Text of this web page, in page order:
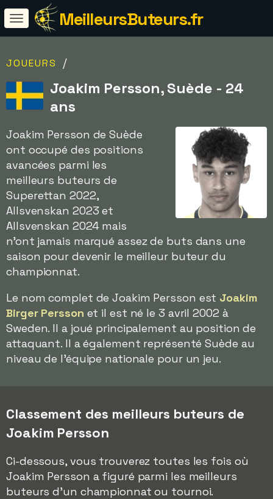
MeilleursButeurs.fr
JOUEURS /
Joakim Persson, Suède - 24
ans
Joakim Persson de Suède
ont occupé des positions
avancées parmi les
meilleurs buteurs de
Superettan 2022,
Allsvenskan 2023 et
Allsvenskan 2024 mais
n'ont jamais marqué assez de buts dans une
saison pour devenir le meilleur buteur du
championnat.
Le nom complet de Joakim Persson est Joakim
Birger Persson et il est né le 3 avril 2002 à
Sweden. Il a joué principalement au position de
attaquant. Il a également représenté Suède au
niveau de l'équipe nationale pour un jeu.
Classement des meilleurs buteurs de
Joakim Persson
Ci-dessous, vous trouverez toutes les fois où
Joakim Persson a figuré parmi les meilleurs
buteurs d'un championnat ou tournoi.